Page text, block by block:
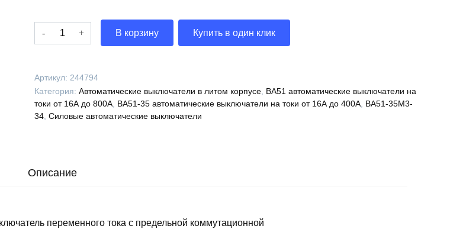
Количество
Выключатель
35М3-
341810-
320А-3200-
КЭАЗ,
В корзину Купить в один клик
Артикул: 244794
Категория: Автоматические выключатели в литом корпусе, ВА51 автоматические выключатели на
токи от 16А до 800А, ВА51-35 автоматические выключатели на токи от 16А до 400А, ВА51-35М3-
34, Силовые автоматические выключатели
Описание
переменного тока с предельной коммутационной